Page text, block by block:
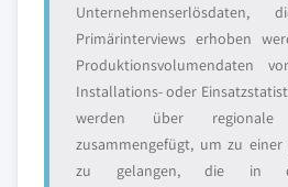
Primärinterviews erhoben
Produktionsvolumendaten
Installations- oder
werden über regionale
zusammengefügt, um zu
zu gelangen, die in